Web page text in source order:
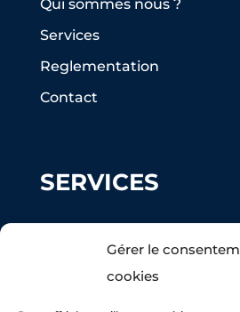
Gérer le
cookies
Qui sommes nous ?
Services
Reglementation
Contact
SERVICES
Peinture façade